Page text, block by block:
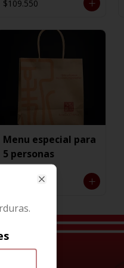
$109.550
Menu especial para
5 personas